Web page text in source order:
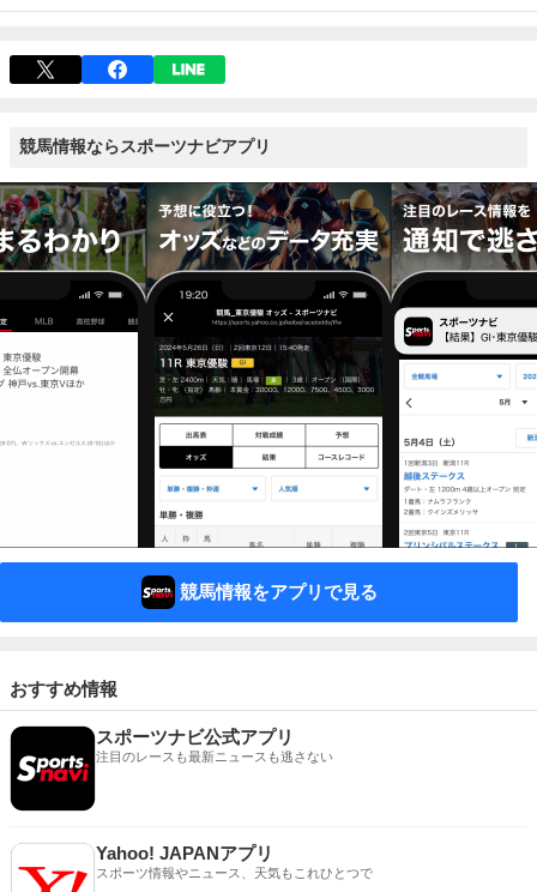
競馬情報ならスポーツナビアプリ
競馬情報をアプリで見る
おすすめ情報
スポーツナビ公式アプリ
注目のレースも最新ニュースも逃さない
Yahoo! JAPANアプリ
スポーツ情報やニュース、天気もこれひとつで